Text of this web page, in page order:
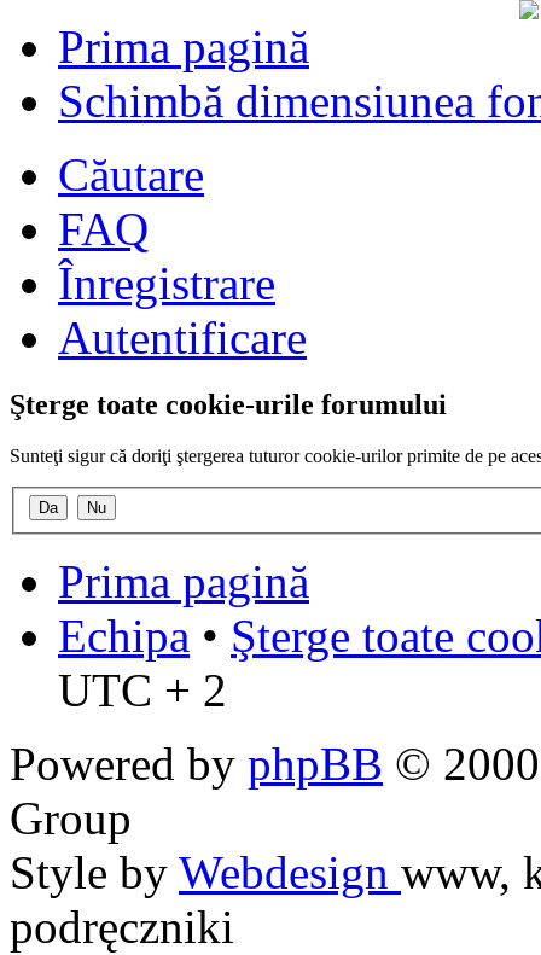
Prima pagină
Schimbă dimensiunea
Căutare
FAQ
Înregistrare
Autentificare
Şterge toate cookie-urile forumului
Sunteţi sigur că doriţi ştergerea tuturor cookie-urilor primite de pe
Prima pagină
Echipa • Şterge toate
UTC + 2
Powered by phpBB ©
Group
Style by Webdesign www,
podręczniki